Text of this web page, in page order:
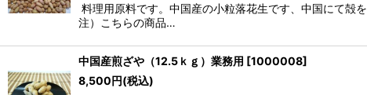
料理用原料です。中国産の小粒落花生です、中国にて
注）こちらの商品…
中国産煎ざや（12.5ｋｇ）業務用 [1000008]
8,500円(税込)